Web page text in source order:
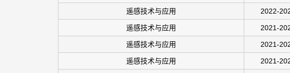
遥感技术与应用 2022-
遥感技术与应用 2021-
遥感技术与应用 2021-
遥感技术与应用 2021-